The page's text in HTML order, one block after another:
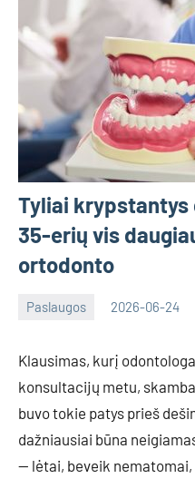
Tyliai
35-erių vis
ortodonto
Paslaugos 2026-06-24
Deimante
Klausimas, kurį
konsultacijų metu,
buvo tokie patys prieš
dažniausiai būna
— lėtai, beveik